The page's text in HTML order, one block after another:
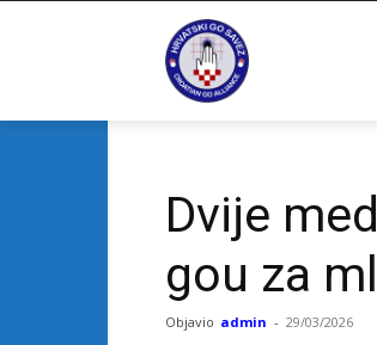
Dvije
gou za
Objavio admin - 29/03/2026